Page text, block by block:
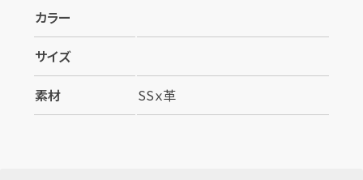
カラー
サイズ
素材
SSｘ革